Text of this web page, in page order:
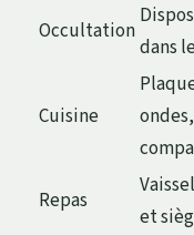
Occultation
dans
Cuisine
Repas
et